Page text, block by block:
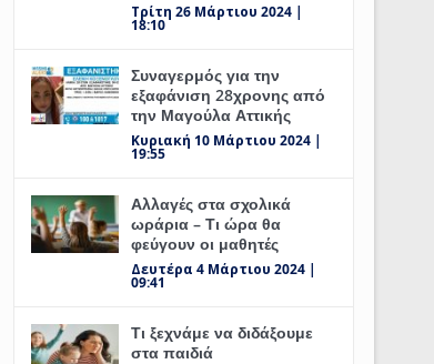
Τρίτη 26 Μάρτιου 2024 |
18:10
Συναγερμός για την
εξαφάνιση 28χρονης από
την Μαγούλα Αττικής
Κυριακή 10 Μάρτιου 2024 |
19:55
Αλλαγές στα σχολικά
ωράρια – Τι ώρα θα
φεύγουν οι μαθητές
Δευτέρα 4 Μάρτιου 2024 |
09:41
Τι ξεχνάμε να διδάξουμε
στα παιδιά